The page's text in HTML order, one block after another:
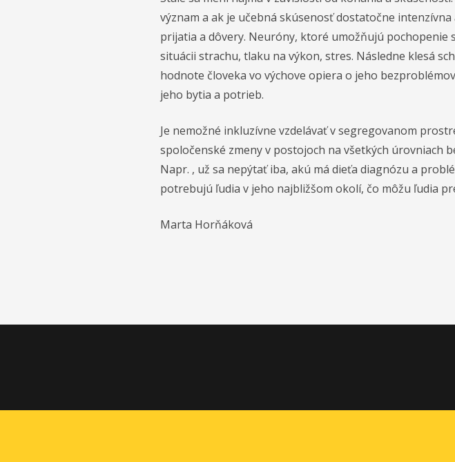
význam a ak je učebná skúsenosť dostatočne
prijatia a dôvery. Neuróny, ktoré umožňujú
situácii strachu, tlaku na výkon, stres. Následne klesá
hodnote človeka vo výchove opiera o jeho
jeho bytia a potrieb.
Je nemožné inkluzívne vzdelávať v segregovanom
spoločenské zmeny v postojoch na všetkých úrovniach
Napr. , už sa nepýtať iba, akú má dieťa diagnózu a
potrebujú ľudia v jeho najbližšom okolí, čo môžu ľudia
Marta Horňáková